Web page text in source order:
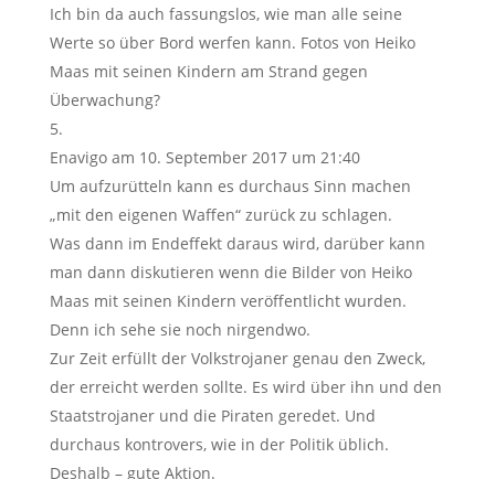
Ich bin da auch fassungslos, wie man alle seine
Werte so über Bord werfen kann. Fotos von Heiko
Maas mit seinen Kindern am Strand gegen
Überwachung?
Enavigo am 10. September 2017 um 21:40
Um aufzurütteln kann es durchaus Sinn machen
„mit den eigenen Waffen“ zurück zu schlagen.
Was dann im Endeffekt daraus wird, darüber kann
man dann diskutieren wenn die Bilder von Heiko
Maas mit seinen Kindern veröffentlicht wurden.
Denn ich sehe sie noch nirgendwo.
Zur Zeit erfüllt der Volkstrojaner genau den Zweck,
der erreicht werden sollte. Es wird über ihn und den
Staatstrojaner und die Piraten geredet. Und
durchaus kontrovers, wie in der Politik üblich.
Deshalb – gute Aktion.